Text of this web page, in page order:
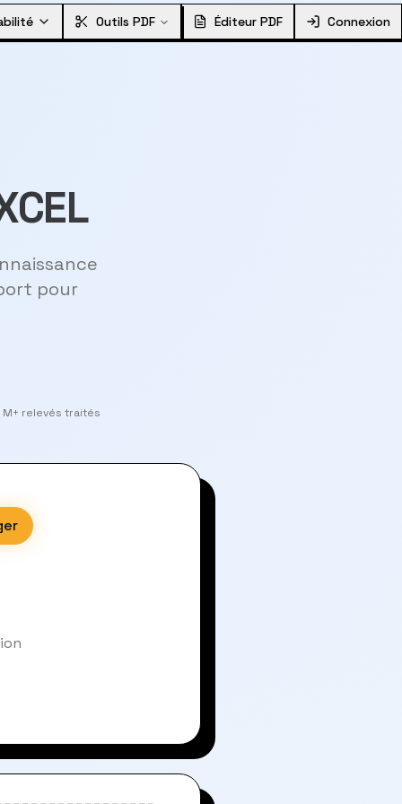
Outils PDF Éditeur PDF Connexion
pour
M+ relevés traités